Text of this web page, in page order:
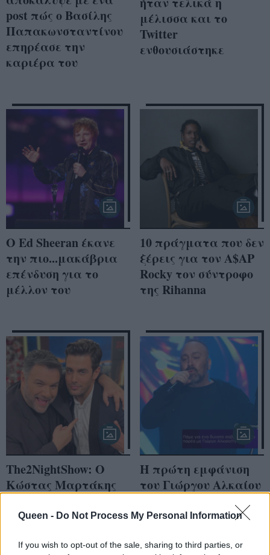
Queen - Do Not Process My Personal Information
If you wish to opt-out of the sale, sharing to third parties, or
post πώς ο Βασίλης
Παπακωνσταντίνου
επηρέασε την
καριέρα του
μέλισσα και το
Twitter
ενθουσιάστηκε
O Ed Sheeran έκανε
την πιο...μακάβρια
επένδυση για το
μέλλον του
10 πράγματα που δεν
ξέρεις για τον A$AP
Rocky τον σύντροφο
της Rihanna
The2NightShow: Ο
Κώστας Μαρτάκης
κατάθλιψη που του
lockdown
Η πρώτη εμφάνιση
του Γιώργου Αλκαίου
μετά από 11 χρόνια
έκανε το Twitter να